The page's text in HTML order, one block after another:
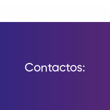
Contactos: